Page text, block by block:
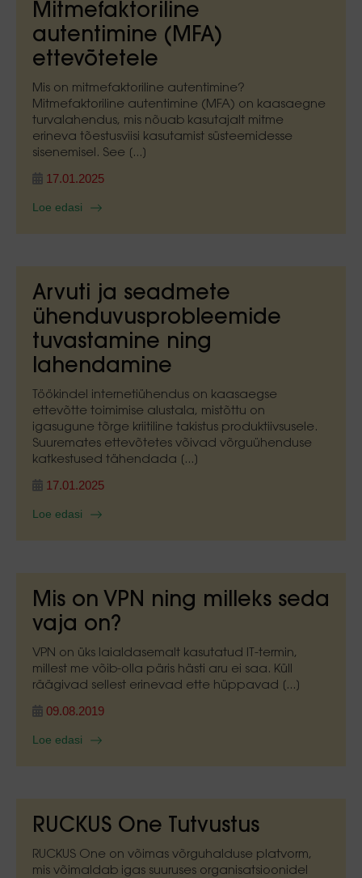
Mitmefaktoriline
autentimine (MFA)
ettevõtetele
Mis on mitmefaktoriline autentimine?
Mitmefaktoriline autentimine (MFA) on kaasaegne
turvalahendus, mis nõuab kasutajalt mitme
erineva tõestusviisi kasutamist süsteemidesse
sisenemisel. See [...]
17.01.2025
Loe edasi
Arvuti ja seadmete
ühenduvusprobleemide
tuvastamine ning
lahendamine
Töökindel internetiühendus on kaasaegse
ettevõtte toimimise alustala, mistõttu on
igasugune tõrge kriitiline takistus produktiivsusele.
Suuremates ettevõtetes võivad võrguühenduse
katkestused tähendada [...]
17.01.2025
Loe edasi
Mis on VPN ning milleks seda
vaja on?
VPN on üks laialdasemalt kasutatud IT-termin,
millest me võib-olla päris hästi aru ei saa. Küll
räägivad sellest erinevad ette hüppavad [...]
09.08.2019
Loe edasi
RUCKUS One Tutvustus
RUCKUS One on võimas võrguhalduse platvorm,
mis võimaldab igas suuruses organisatsioonidel